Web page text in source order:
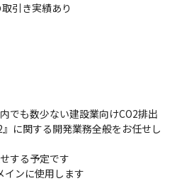
引き実績あり
でも数少ない建設業向けCO2排出
に関する開発業務全般をお任せし
する予定です
インに使用します